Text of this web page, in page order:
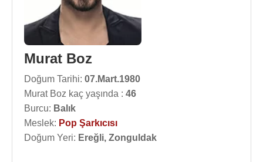
Murat Boz
Doğum Tarihi: 07.Mart.1980
Murat Boz kaç yaşında : 46
Burcu: Balık
Meslek: Pop Şarkıcısı
Doğum Yeri: Ereğli, Zonguldak